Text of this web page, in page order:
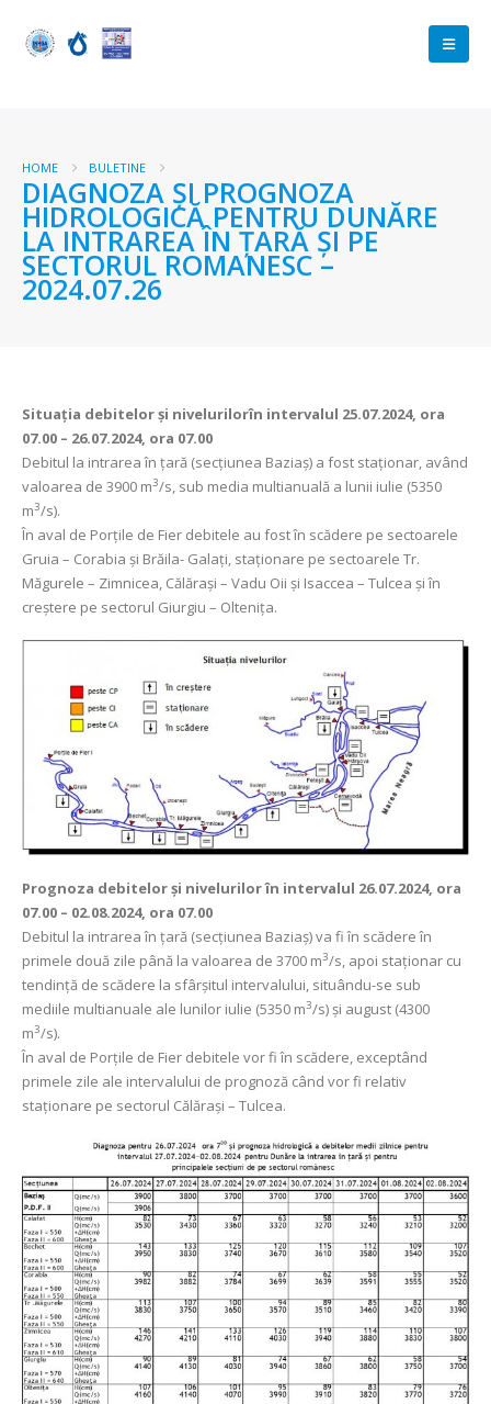
HOME BULETINE
DIAGNOZA ŞI PROGNOZA
HIDROLOGICĂ PENTRU DUNĂRE
LA INTRAREA ÎN ŢARĂ ŞI PE
SECTORUL ROMANESC –
2024.07.26
Situaţia debitelor şi nivelurilorîn intervalul 25.07.2024, ora
07.00 – 26.07.2024, ora 07.00
Debitul la intrarea în ţară (secţiunea Baziaş) a fost staționar, având
valoarea de 3900 m3/s, sub media multianuală a lunii iulie (5350
m3/s).
În aval de Porţile de Fier debitele au fost în scădere pe sectoarele
Gruia – Corabia și Brăila- Galați, staționare pe sectoarele Tr.
Măgurele – Zimnicea, Călărași – Vadu Oii și Isaccea – Tulcea și în
creștere pe sectorul Giurgiu – Oltenița.
Prognoza debitelor şi nivelurilorîn intervalul 26.07.2024, ora
07.00 – 02.08.2024, ora 07.00
Debitul la intrarea în ţară (secţiunea Baziaş) va fi în scădere în
primele două zile până la valoarea de 3700 m3/s, apoi staționar cu
tendință de scădere la sfârșitul intervalului, situându-se sub
mediile multianuale ale lunilor iulie (5350 m3/s) și august (4300
m3/s).
În aval de Porţile de Fier debitele vor fi în scădere, exceptând
primele zile ale intervalului de prognoză când vor fi relativ
staționare pe sectorul Călărași – Tulcea.